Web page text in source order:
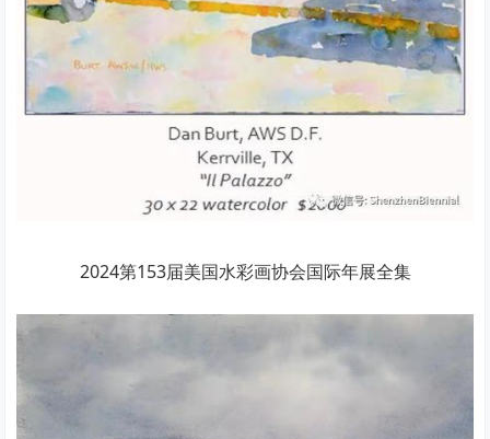
2024第153届美国水彩画协会国际年展全集